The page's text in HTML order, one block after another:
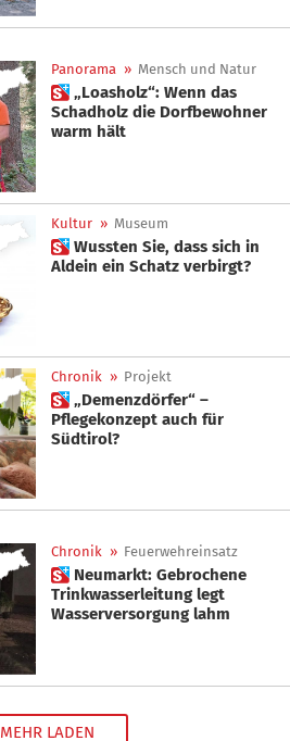
Panorama » Mensch und Natur
 „Loasholz“: Wenn das
Schadholz die Dorfbewohner
warm hält
Kultur » Museum
 Wussten Sie, dass sich in
Aldein ein Schatz verbirgt?
Chronik » Projekt
 „Demenzdörfer“ –
Pflegekonzept auch für
Südtirol?
Chronik » Feuerwehreinsatz
 Neumarkt: Gebrochene
Trinkwasserleitung legt
Wasserversorgung lahm
MEHR LADEN